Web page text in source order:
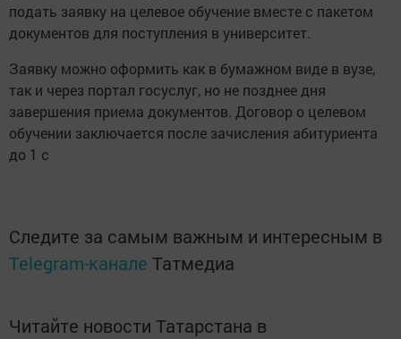
подать заявку на целевое обучение вместе с пакетом
документов для поступления в университет.
Заявку можно оформить как в бумажном виде в вузе,
так и через портал госуслуг, но не позднее дня
завершения приема документов. Договор о целевом
обучении заключается после зачисления абитуриента
до 1 с
Следите за самым важным и интересным в
Telegram-канале Татмедиа
Читайте новости Татарстана в